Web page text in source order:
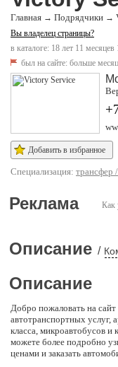
Главная → Подрядчики →
Вы владелец страницы?
в каталоге: 18 лет 11 месяцев
был на сайте: больше
Добавить в избранное
Специализация: трансфер
Как
Реклама
Описание /
Описание
Добро пожаловать на
автотранспортных услуг,
класса, микроавтобусов
можете более подробно
ценами и заказать